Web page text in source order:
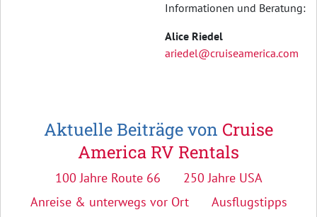
Informationen und Beratung:
Alice Riedel
ariedel@cruiseamerica.com
Aktuelle Beiträge von Cruise
America RV Rentals
100 Jahre Route 66
250 Jahre USA
Anreise & unterwegs vor Ort
Ausflugstipps